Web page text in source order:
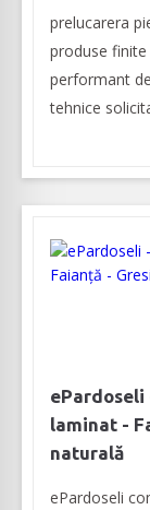
prelucarera
produse
performant
tehnice
laminat -
naturală
ePardoseli